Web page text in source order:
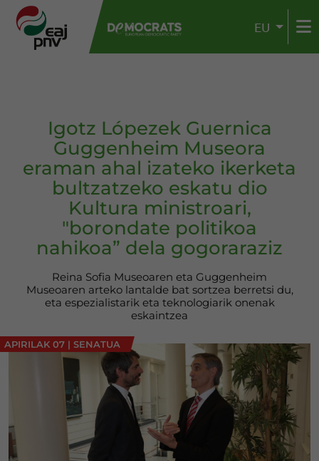
EU
Igotz Lópezek Guernica
Guggenheim Museora
eraman ahal izateko ikerketa
bultzatzeko eskatu dio
Kultura ministroari,
"borondate politikoa
nahikoa” dela gogoraraziz
Reina Sofia Museoaren eta Guggenheim
Museoaren arteko lantalde bat sortzea berretsi du,
eta espezialistarik eta teknologiarik onenak
eskaintzea
APIRILAK 07 | SENATUA